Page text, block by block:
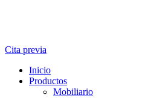
Cita previa
Inicio
Productos
Mobiliario